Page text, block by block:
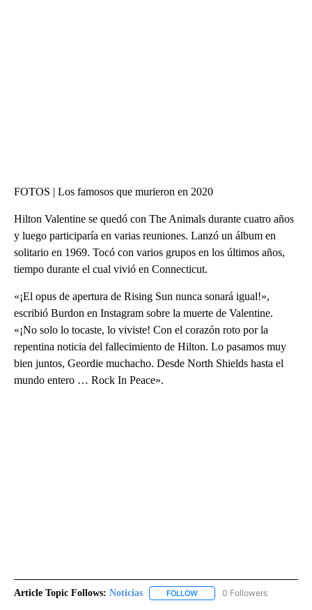
FOTOS | Los famosos que murieron en 2020
Hilton Valentine se quedó con The Animals durante cuatro años
y luego participaría en varias reuniones. Lanzó un álbum en
solitario en 1969. Tocó con varios grupos en los últimos años,
tiempo durante el cual vivió en Connecticut.
«¡El opus de apertura de Rising Sun nunca sonará igual!»,
escribió Burdon en Instagram sobre la muerte de Valentine.
«¡No solo lo tocaste, lo viviste! Con el corazón roto por la
repentina noticia del fallecimiento de Hilton. Lo pasamos muy
bien juntos, Geordie muchacho. Desde North Shields hasta el
mundo entero … Rock In Peace».
Article Topic Follows: Noticias FOLLOW FOLLOW "NOTICIAS" TO
0 Followers